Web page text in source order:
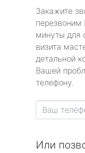
Закажите
перезвоним
минуты для
визита
детальной
Вашей
телефону.
Или